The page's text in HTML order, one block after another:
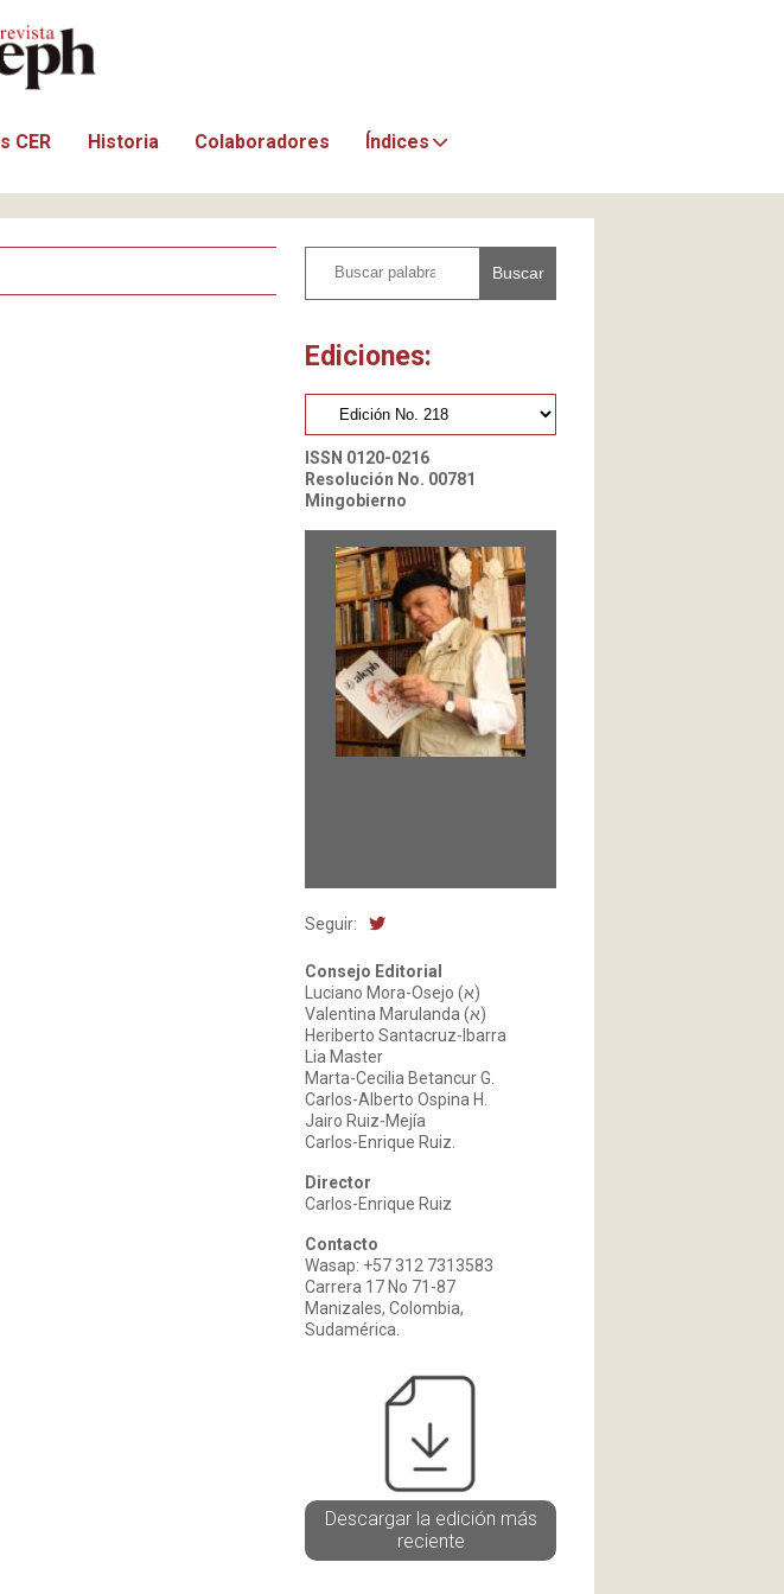
CER Historia Colaboradores Índices
Buscar
Ediciones:
ISSN 0120-0216
Resolución No. 00781
Mingobierno
Seguir:
Consejo Editorial
Luciano Mora-Osejo (א)
Valentina Marulanda (א)
Heriberto Santacruz-Ibarra
Lia Master
Marta-Cecilia Betancur G.
Carlos-Alberto Ospina H.
Jairo Ruiz-Mejía
Carlos-Enrique Ruiz.
Director
Carlos-Enrique Ruiz
Contacto
Wasap: +57 312 7313583
Carrera 17 No 71-87
Manizales, Colombia,
Sudamérica.
Descargar la edición más
reciente